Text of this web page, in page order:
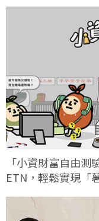
「小資財富自由
ETN，輕鬆實現「